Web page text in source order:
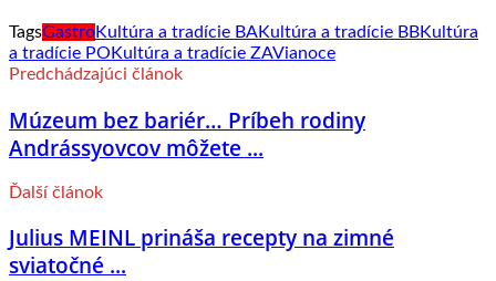
TagsGastroKultúra a tradície BAKultúra a tradície BBKultúra
a tradície PO Kultúra a tradície ZAVianoce
Predchádzajúci článok
Múzeum bez bariér… Príbeh rodiny
Andrássyovcov môžete ...
Ďalší článok
Julius MEINL prináša recepty na zimné
sviatočné ...